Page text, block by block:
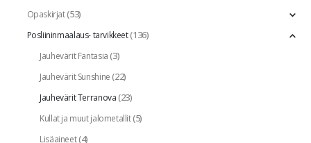
Opaskirjat(53)
Posliininmaalaus- tarvikkeet(136)
Jauhevärit Fantasia(3)
Jauhevärit Sunshine(22)
Jauhevärit Terranova(23)
Kullat ja muut jalometallit(5)
Lisäaineet(4)